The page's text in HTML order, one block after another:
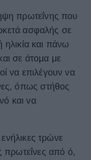
πρωτεΐνης που
ασφαλής σε
ηλικία και πάνω
σε άτομα με
να επιλέγουν να
όπως στήθος
και να
τρώνε
πρωτεΐνες από ό,